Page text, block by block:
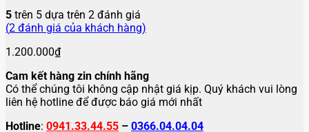
5 trên 5 dựa trên 2 đánh giá
(2 đánh giá của khách hàng)
1.200.000₫
Cam kết hàng zin chính hãng
Có thể chúng tôi không cập nhật giá kịp. Quý khách vui lòng
liên hệ hotline để được báo giá mới nhất
Hotline: 0941.33.44.55 – 0366.04.04.04